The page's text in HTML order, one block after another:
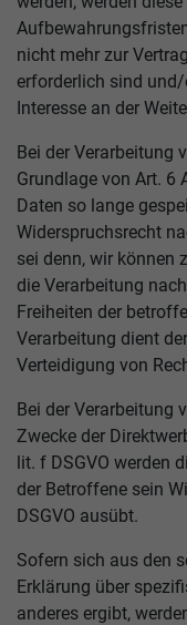
nicht mehr zur
erforderlich sind
Interesse an der
Bei der Verarbeitung
Grundlage von Art. 6
Daten so lange
Widerspruchsrecht
sei denn, wir können
die Verarbeitung
Freiheiten der
Verarbeitung dient
Verteidigung von
Bei der Verarbeitung
Zwecke der
lit. f DSGVO werden
der Betroffene sein
DSGVO ausübt.
Sofern sich aus den
Erklärung über
anderes ergibt,